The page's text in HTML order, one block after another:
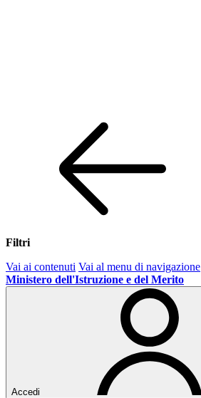
Filtri
Vai ai contenuti Vai al menu di navigazione
Ministero dell'Istruzione e del Merito
Accedi